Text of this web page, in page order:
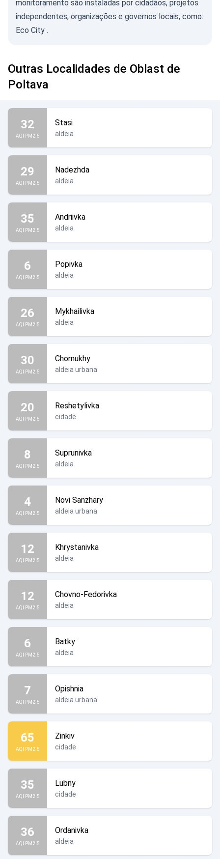
monitoramento são instaladas por cidadãos, projetos
independentes, organizações e governos locais, como:
Eco City .
Outras Localidades de Oblast de
Poltava
32
AQI PM2.5
Stasi
aldeia
29
AQI PM2.5
Nadezhda
aldeia
35
AQI PM2.5
Andriivka
aldeia
6
AQI PM2.5
Popivka
aldeia
26
AQI PM2.5
Mykhailivka
aldeia
30
AQI PM2.5
Chornukhy
aldeia urbana
20
AQI PM2.5
Reshetylivka
cidade
8
AQI PM2.5
Suprunivka
aldeia
4
AQI PM2.5
Novi Sanzhary
aldeia urbana
12
AQI PM2.5
Khrystanivka
aldeia
12
AQI PM2.5
Chovno-Fedorivka
aldeia
6
AQI PM2.5
Batky
aldeia
7
AQI PM2.5
Opishnia
aldeia urbana
65
AQI PM2.5
Zinkiv
cidade
35
AQI PM2.5
Lubny
cidade
36
AQI PM2.5
Ordanivka
aldeia